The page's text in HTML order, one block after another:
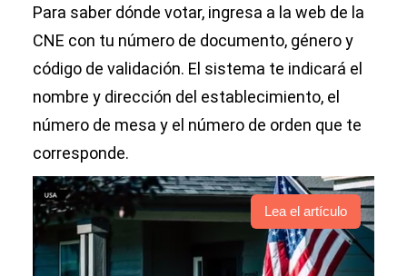
Para saber dónde votar, ingresa a la web de la
CNE con tu número de documento, género y
código de validación. El sistema te indicará el
nombre y dirección del establecimiento, el
número de mesa y el número de orden que te
corresponde.
Lea el artículo